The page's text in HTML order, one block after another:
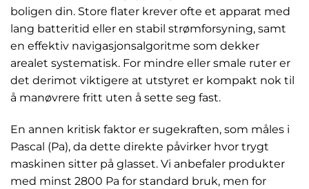
boligen din. Store flater krever ofte et apparat med
lang batteritid eller en stabil strømforsyning, samt
en effektiv navigasjonsalgoritme som dekker
arealet systematisk. For mindre eller smale ruter er
det derimot viktigere at utstyret er kompakt nok til
å manøvrere fritt uten å sette seg fast.
En annen kritisk faktor er sugekraften, som måles i
Pascal (Pa), da dette direkte påvirker hvor trygt
maskinen sitter på glasset. Vi anbefaler produkter
med minst 2800 Pa for standard bruk, men for